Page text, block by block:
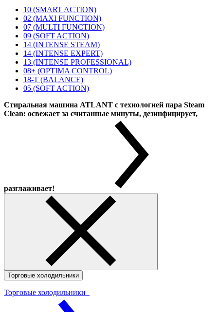
10 (SMART ACTION)
02 (MAXI FUNCTION)
07 (MULTI FUNCTION)
09 (SOFT ACTION)
14 (INTENSE STEAM)
14 (INTENSE EXPERT)
13 (INTENSE PROFESSIONAL)
08+ (OPTIMA CONTROL)
18-T (BALANCE)
05 (SOFT ACTION)
Стиральная машина ATLANT с технологией пара Steam
Clean: освежает за считанные минуты, дезинфицирует,
разглаживает!
Торговые холодильники
Торговые холодильники